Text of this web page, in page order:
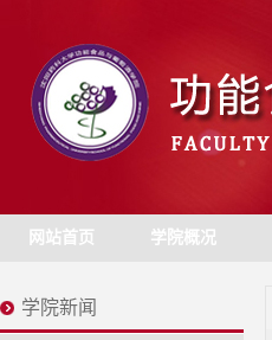
网站首页 学院概况
学院新闻